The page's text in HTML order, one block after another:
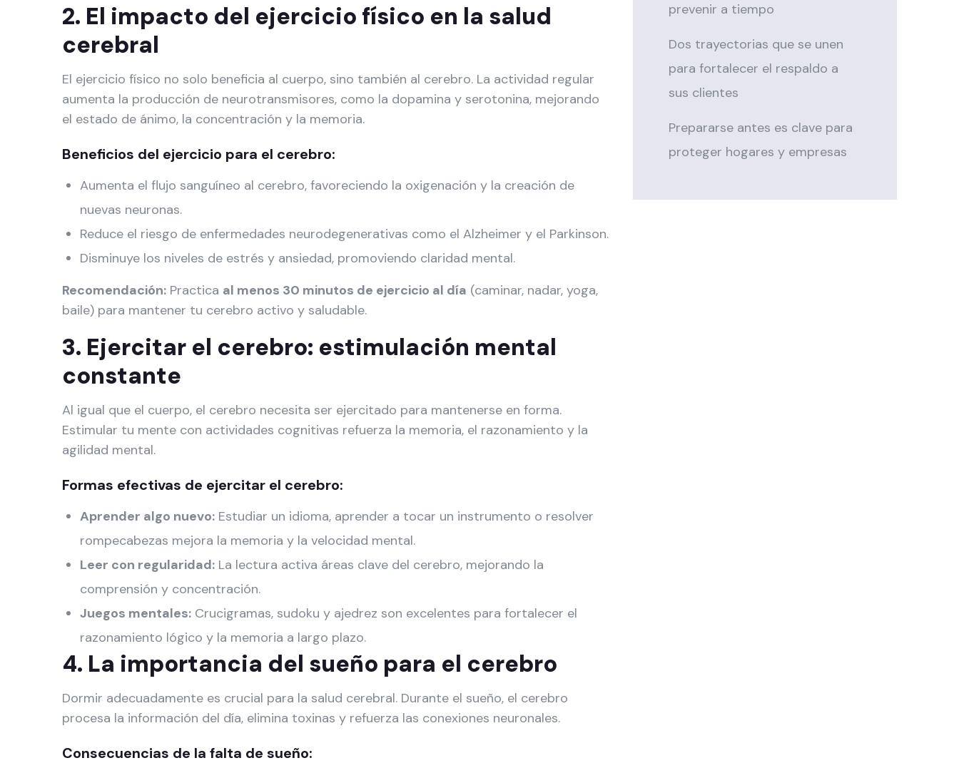
2. El impacto del ejercicio físico en la salud
cerebral
El ejercicio físico no solo beneficia al cuerpo, sino también al cerebro. La actividad regular
aumenta la producción de neurotransmisores, como la dopamina y serotonina, mejorando
el estado de ánimo, la concentración y la memoria.
Beneficios del ejercicio para el cerebro:
Aumenta el flujo sanguíneo al cerebro, favoreciendo la oxigenación y la creación de
nuevas neuronas.
Reduce el riesgo de enfermedades neurodegenerativas como el Alzheimer y el Parkinson.
Disminuye los niveles de estrés y ansiedad, promoviendo claridad mental.
Recomendación: Practica al menos 30 minutos de ejercicio al día (caminar, nadar, yoga,
baile) para mantener tu cerebro activo y saludable.
3. Ejercitar el cerebro: estimulación mental
constante
Al igual que el cuerpo, el cerebro necesita ser ejercitado para mantenerse en forma.
Estimular tu mente con actividades cognitivas refuerza la memoria, el razonamiento y la
agilidad mental.
Formas efectivas de ejercitar el cerebro:
Aprender algo nuevo: Estudiar un idioma, aprender a tocar un instrumento o resolver
rompecabezas mejora la memoria y la velocidad mental.
Leer con regularidad: La lectura activa áreas clave del cerebro, mejorando la
comprensión y concentración.
Juegos mentales: Crucigramas, sudoku y ajedrez son excelentes para fortalecer el
razonamiento lógico y la memoria a largo plazo.
4. La importancia del sueño para el cerebro
Dormir adecuadamente es crucial para la salud cerebral. Durante el sueño, el cerebro
procesa la información del día, elimina toxinas y refuerza las conexiones neuronales.
Consecuencias de la falta de sueño:
prevenir a tiempo
Dos trayectorias que se unen
para fortalecer el respaldo a
sus clientes
Prepararse antes es clave para
proteger hogares y empresas